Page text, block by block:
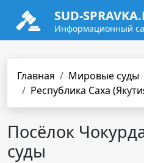
SUD-
Информационный
Главная
Мировые суды
Республика Саха
Посёлок
суды